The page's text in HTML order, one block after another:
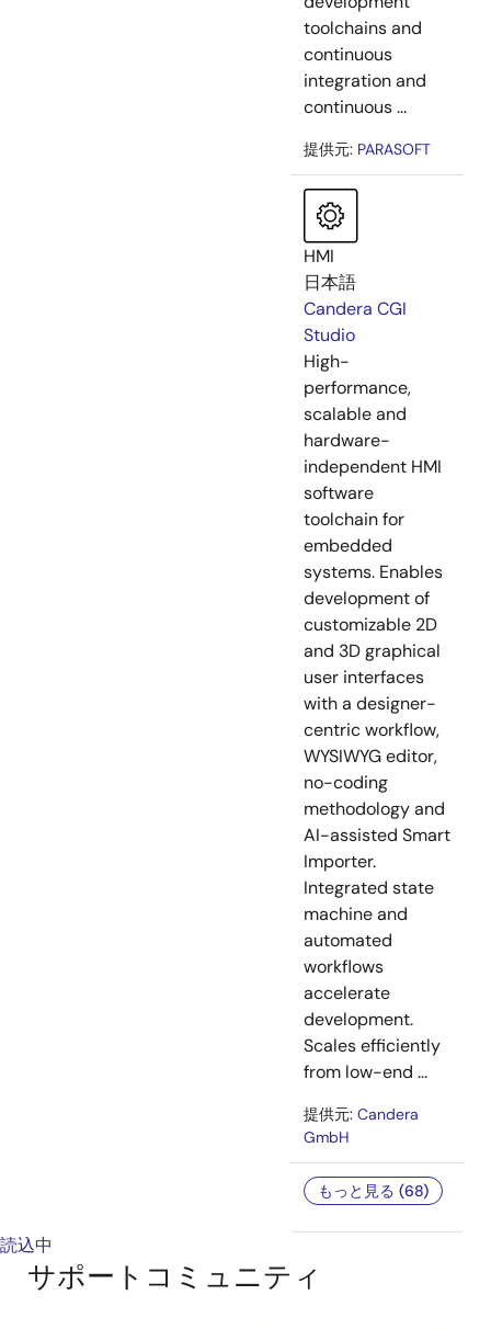
toolchains and
continuous
integration and
continuous ...
提供元: PARASOFT
HMI
日本語
Candera CGI
Studio
High-
performance,
scalable and
hardware-
independent HMI
software
toolchain for
embedded
systems. Enables
development of
customizable 2D
and 3D graphical
user interfaces
with a designer-
centric workflow,
WYSIWYG editor,
no-coding
methodology and
AI-assisted Smart
Importer.
Integrated state
machine and
automated
workflows
accelerate
development.
Scales efficiently
from low-end ...
提供元: Candera
GmbH
もっと見る (68)
読込中
サポートコミュニティ